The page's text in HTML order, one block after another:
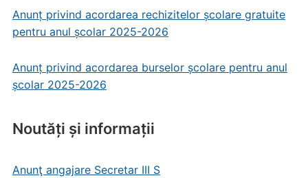
Anunț privind acordarea rechizitelor școlare gratuite
pentru anul școlar 2025-2026
Anunț privind acordarea burselor școlare pentru anul
școlar 2025-2026
Noutăți și informații
Anunţ angajare Secretar III S